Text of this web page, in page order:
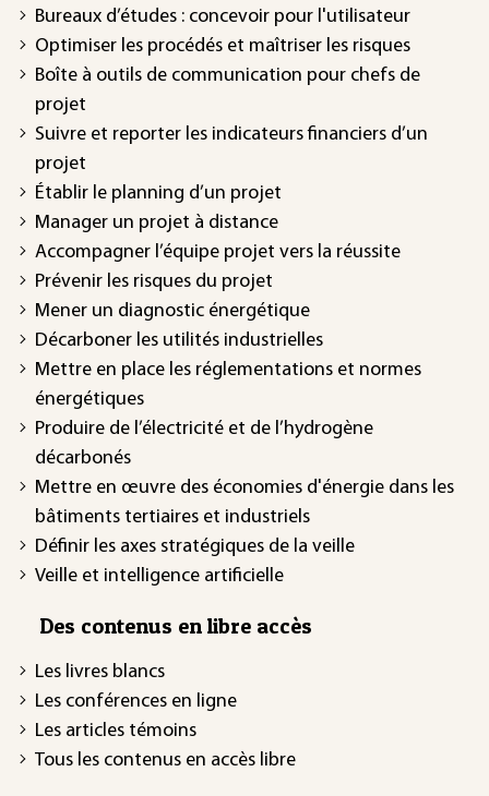
Bureaux d’études : concevoir pour l'utilisateur
Optimiser les procédés et maîtriser les risques
Boîte à outils de communication pour chefs de
projet
Suivre et reporter les indicateurs financiers d’un
projet
Établir le planning d’un projet
Manager un projet à distance
Accompagner l’équipe projet vers la réussite
Prévenir les risques du projet
Mener un diagnostic énergétique
Décarboner les utilités industrielles
Mettre en place les réglementations et normes
énergétiques
Produire de l’électricité et de l’hydrogène
décarbonés
Mettre en œuvre des économies d'énergie dans les
bâtiments tertiaires et industriels
Définir les axes stratégiques de la veille
Veille et intelligence artificielle
Des contenus en libre accès
Les livres blancs
Les conférences en ligne
Les articles témoins
Tous les contenus en accès libre